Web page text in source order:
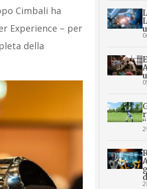
Cimbali ha
Experience – per
della